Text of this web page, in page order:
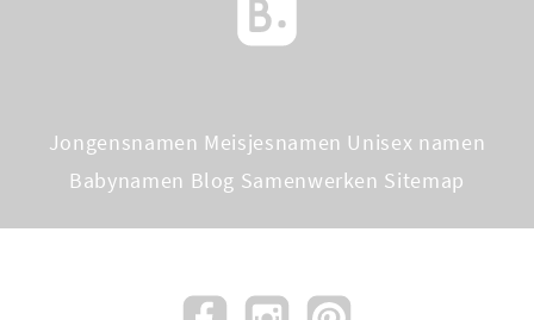
Jongensnamen Meisjesnamen Unisex namen
Babynamen Blog Samenwerken Sitemap